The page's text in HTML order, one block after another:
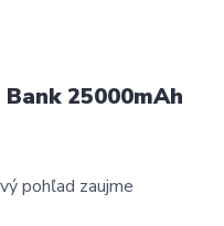
25000mAh
pohľad zaujme